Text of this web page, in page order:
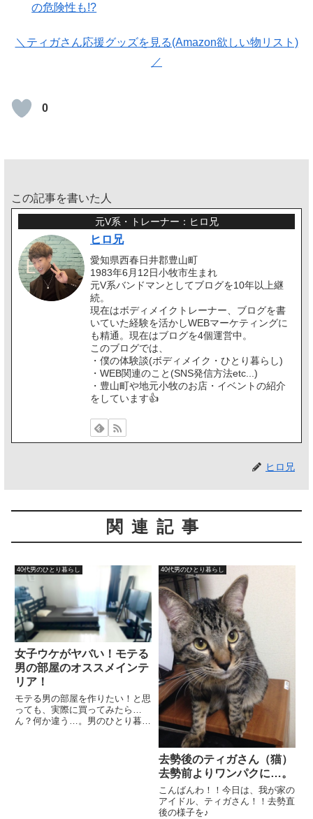
の危険性も!?
＼ティガさん応援グッズを見る(Amazon欲しい物リスト)
／
0
この記事を書いた人
元V系・トレーナー：ヒロ兄
ヒロ兄
愛知県西春日井郡豊山町
1983年6月12日小牧市生まれ
元V系バンドマンとしてブログを10年以上継
続。
現在はボディメイクトレーナー、ブログを書
いていた経験を活かしWEBマーケティングに
も精通。現在はブログを4個運営中。
このブログでは、
・僕の体験談(ボディメイク・ひとり暮らし)
・WEB関連のこと(SNS発信方法etc...)
・豊山町や地元小牧のお店・イベントの紹介
をしています👍️
ヒロ兄
関連記事
40代男のひとり暮らし
女子ウケがヤバい！モテる
男の部屋のオススメインテ
リア！
モテる男の部屋を作りたい！と思
っても、実際に買ってみたら…
ん？何か違う…。男のひとり暮ら
40代男のひとり暮らし
去勢後のティガさん（猫）
去勢前よりワンパクに…。
こんばんわ！！今日は、我が家の
アイドル、ティガさん！！去勢直
後の様子を♪